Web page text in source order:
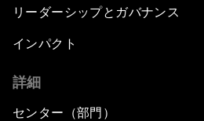
リーダーシップとガバナンス
インパクト
詳細
センター（部門）